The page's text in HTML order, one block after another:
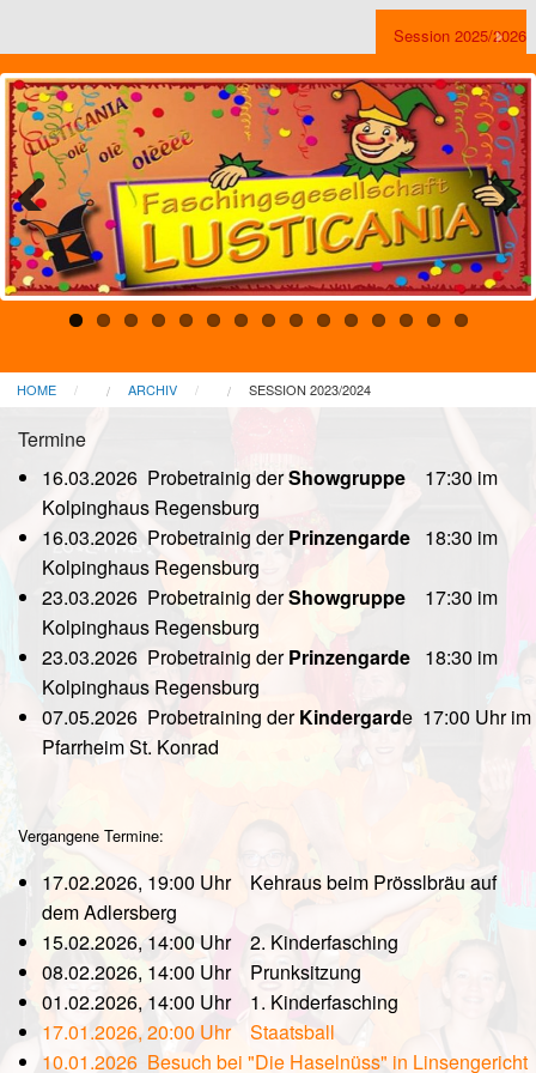
LUSTICANIA MENÜ
Session 2025/2026
Präsidium
Medien
Archiv
Zurück Weiter
HOME ARCHIV SESSION 2023/2024
Termine
16.03.2026 Probetrainig derShowgruppe 17:30 im
Kolpinghaus Regensburg
16.03.2026 Probetrainig derPrinzengarde 18:30 im
Kolpinghaus Regensburg
23.03.2026 Probetrainig derShowgruppe 17:30 im
Kolpinghaus Regensburg
23.03.2026 Probetrainig derPrinzengarde 18:30 im
Kolpinghaus Regensburg
07.05.2026 Probetraining derKindergarde 17:00 Uhr im
Pfarrheim St. Konrad
Vergangene Termine:
17.02.2026, 19:00 Uhr Kehraus beim Prösslbräu auf
dem Adlersberg
15.02.2026, 14:00 Uhr 2. Kinderfasching
08.02.2026, 14:00 Uhr Prunksitzung
01.02.2026, 14:00 Uhr 1. Kinderfasching
17.01.2026, 20:00 Uhr Staatsball
10.01.2026 Besuch bei "Die Haselnüss" in Linsengericht